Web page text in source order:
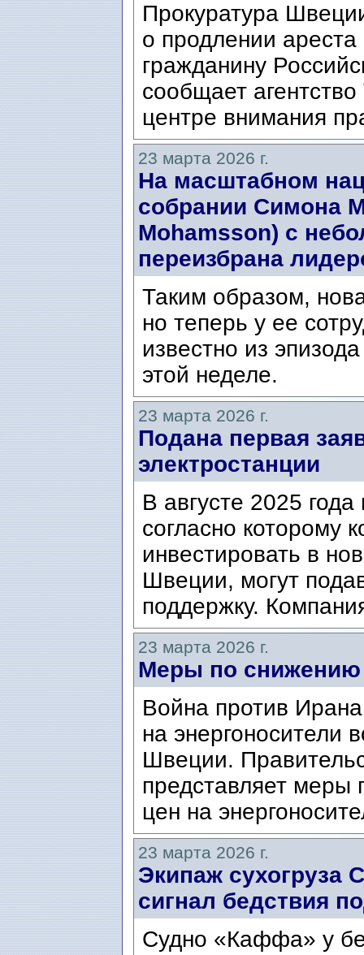
Прокуратура
о продлении ареста
гражданину
сообщает
центре внимания
23 марта 2026 г.
На масштабном
собрании Симона
Mohamsson) с
переизбрана
Таким образом,
но теперь у ее
известно из
этой неделе.
23 марта 2026 г.
Подана первая
электростанции
В августе 2025
согласно которому
инвестировать в
Швеции, могут
поддержку.
23 марта 2026 г.
Меры по снижению
Война против
на энергоносители
Швеции.
представляет меры
цен на
23 марта 2026 г.
Экипаж сухогруза
сигнал бедствия
Судно «Каффа» у